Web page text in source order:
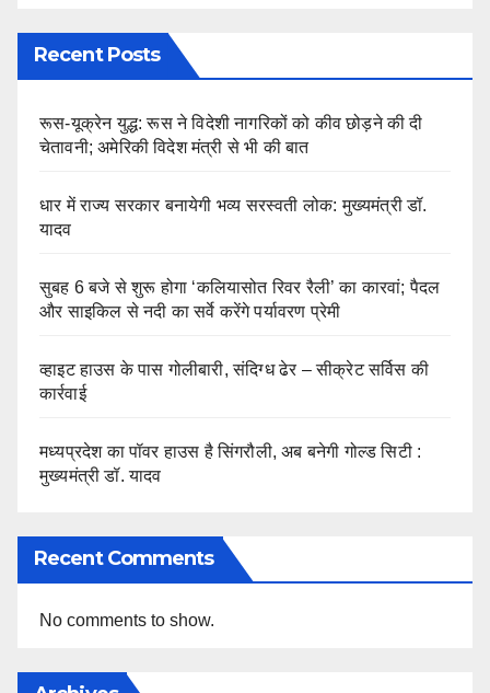
Recent Posts
रूस-यूक्रेन युद्ध: रूस ने विदेशी नागरिकों को कीव छोड़ने की दी
चेतावनी; अमेरिकी विदेश मंत्री से भी की बात
धार में राज्य सरकार बनायेगी भव्य सरस्वती लोक: मुख्यमंत्री डॉ.
यादव
सुबह 6 बजे से शुरू होगा ‘कलियासोत रिवर रैली’ का कारवां; पैदल
और साइकिल से नदी का सर्वे करेंगे पर्यावरण प्रेमी
व्हाइट हाउस के पास गोलीबारी, संदिग्ध ढेर – सीक्रेट सर्विस की
कार्रवाई
मध्यप्रदेश का पॉवर हाउस है सिंगरौली, अब बनेगी गोल्ड सिटी :
मुख्यमंत्री डॉ. यादव
Recent Comments
No comments to show.